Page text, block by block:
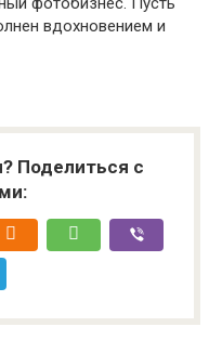
вдохновением и
Поделиться с